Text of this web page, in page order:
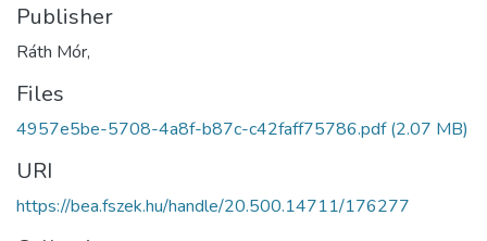
Publisher
Ráth Mór,
Files
4957e5be-5708-4a8f-b87c-c42faff75786.pdf(2.07 MB)
URI
https://bea.fszek.hu/handle/20.500.14711/176277